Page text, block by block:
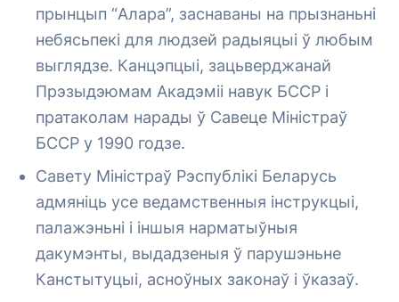
прынцып “Алара”, заснаваны на прызнаньні
небясьпекі для людзей радыяцыі ў любым
выглядзе. Канцэпцыі, зацьверджанай
Прэзыдэюмам Акадэміі навук БССР і
пратаколам нарады ў Савеце Міністраў
БССР у 1990 годзе.
Савету Міністраў Рэспублікі Беларусь
адмяніць усе ведамственныя інструкцыі,
палажэньні і іншыя нарматыўныя
дакумэнты, выдадзеныя ў парушэньне
Канстытуцыі, асноўных законаў і ўказаў.